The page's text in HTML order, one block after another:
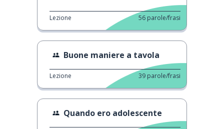
Lezione 56 parole/frasi
Buone maniere a tavola
Lezione 39 parole/frasi
Quando ero adolescente